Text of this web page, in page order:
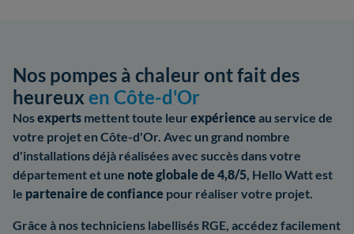
Nos pompes à chaleur ont fait des
heureux en Côte-d'Or
Nosexperts mettent toute leur expérience au service de
votre projet en Côte-d'Or. Avec un grand nombre
d'installations déjà réalisées avec succès dans votre
département et une note globale de 4,8/5, Hello Watt est
le partenaire de confiance pour réaliser votre projet.
Grâce à nos techniciens labellisés RGE, accédez facilement